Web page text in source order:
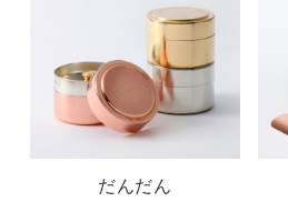
だんだん